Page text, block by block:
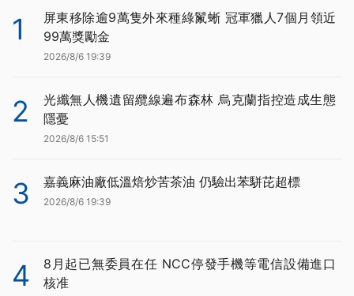
1
屏東移除逾9萬隻外來種綠鬣蜥 冠軍獵人7個月領近
99萬獎勵金
2026/8/6 19:39
2
光纖無人機遺留纜線遍布森林 烏克蘭指控造成生態
隱憂
2026/8/6 15:51
3 嘉義麻油廠低溫焙炒苦茶油 仍驗出苯駢芘超標
2026/8/6 19:39
4
8月起已無委員在任 NCC停發手機等電信設備進口
核准